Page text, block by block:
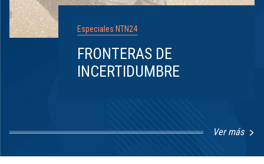
Especiales NTN24
FRONTERAS DE
INCERTIDUMBRE
Ver más
1